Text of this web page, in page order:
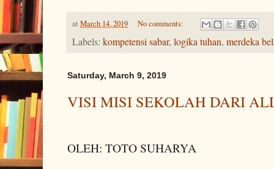
at March 14, 2019 No comments:
Labels: kompetensi sabar, logika tuhan, merdeka
Saturday, March 9, 2019
VISI MISI SEKOLAH DARI
OLEH: TOTO SUHARYA